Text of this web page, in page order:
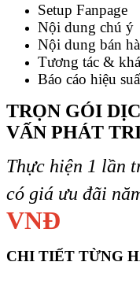
Setup Fanpage
Nội dung chú ý
Nội dung bán
Tương tác &
Báo cáo hiệu
TRỌN GÓI
VẤN PHÁT
Thực hiện 1 lần
có giá ưu đãi
VNĐ
CHI TIẾT TỪNG